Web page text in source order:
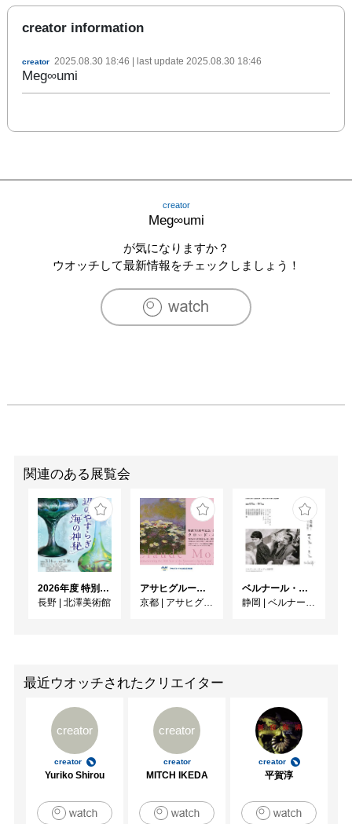
creator information
creator 2025.08.30 18:46 | last update 2025.08.30 18:46
Meg∞umi
creator
Meg∞umi
が気になりますか？
ウオッチして最新情報をチェックしましょう！
関連のある展覧会
2026年度 特別展「ガレとドーム、アール･ヌーヴォーのガラス 水辺のやすらぎ、海の神秘」
長野 | 北澤美術館
アサヒグループ大山崎山荘美術館 開館30周年記念展「没後100年 クロード・モネ」
京都 | アサヒグループ大山崎山荘美術館
ベルナール・ビュフェと写真 ーカメラがとらえたビュフェとその時代、そして21 世紀へ
静岡 | ベルナール・ビュフェ美術館
最近ウオッチされたクリエイター
creator
creator
Yuriko Shirou
creator
creator
MITCH IKEDA
creator
平賀淳